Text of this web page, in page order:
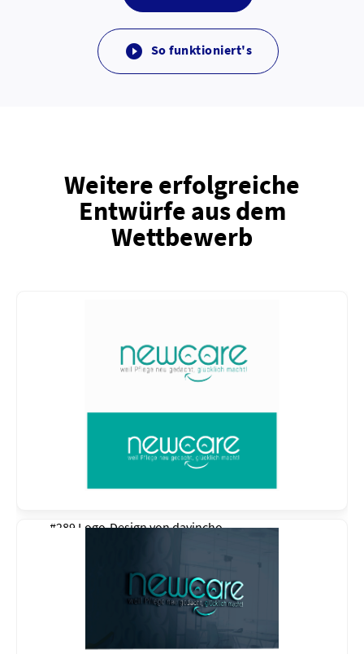
 So funktioniert's
Weitere erfolgreiche
Entwürfe aus dem
Wettbewerb
#289 Logo-Design vondavincho